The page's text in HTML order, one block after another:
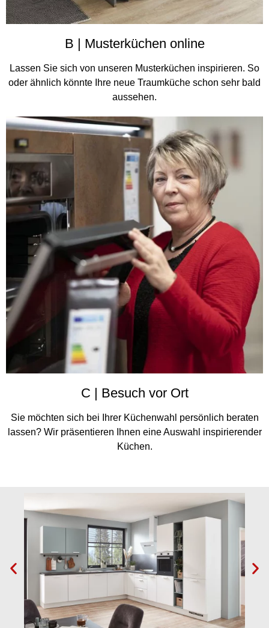
B | Musterküchen online
Lassen Sie sich von unseren Musterküchen inspirieren. So
oder ähnlich könnte Ihre neue Traumküche schon sehr bald
aussehen.
C | Besuch vor Ort
Sie möchten sich bei Ihrer Küchenwahl persönlich beraten
lassen? Wir präsentieren Ihnen eine Auswahl inspirierender
Küchen.